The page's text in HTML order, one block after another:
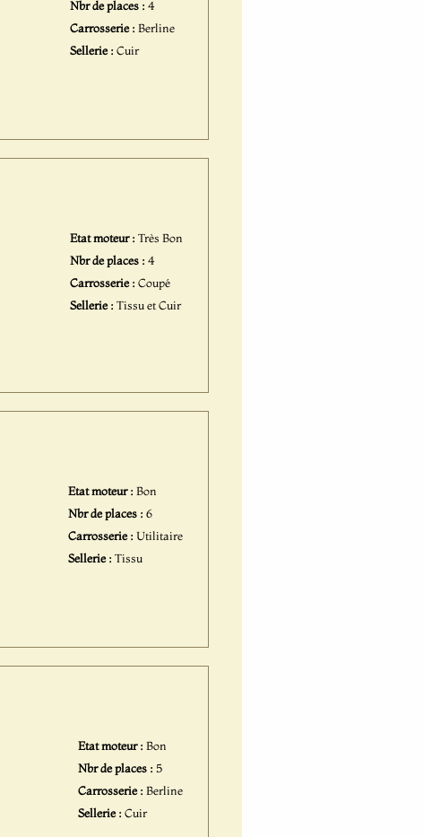
Nbr de places :4
Carrosserie :Berline
Sellerie :Cuir
Etat moteur :Très Bon
Nbr de places :4
Carrosserie :Coupé
Sellerie :Tissu et Cuir
Etat moteur :Bon
Nbr de places :6
Carrosserie :Utilitaire
Sellerie :Tissu
Etat moteur :Bon
Nbr de places : 5
Carrosserie :Berline
Sellerie :Cuir